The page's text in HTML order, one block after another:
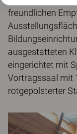
freundlichen
ausgestatteten
eingerichtet mit
Vortragssaal mit
rotgepolsterter